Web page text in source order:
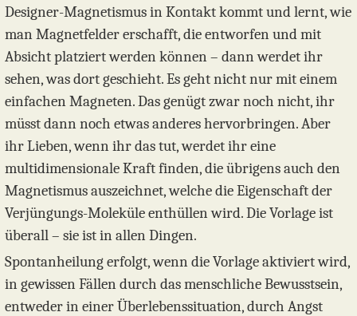
Designer-Magnetismus in Kontakt kommt und lernt, wie
man Magnetfelder erschafft, die entworfen und mit
Absicht platziert werden können – dann werdet ihr
sehen, was dort geschieht. Es geht nicht nur mit einem
einfachen Magneten. Das genügt zwar noch nicht, ihr
müsst dann noch etwas anderes hervorbringen. Aber
ihr Lieben, wenn ihr das tut, werdet ihr eine
multidimensionale Kraft finden, die übrigens auch den
Magnetismus auszeichnet, welche die Eigenschaft der
Verjüngungs-Moleküle enthüllen wird. Die Vorlage ist
überall – sie ist in allen Dingen.
Spontanheilung erfolgt, wenn die Vorlage aktiviert wird,
in gewissen Fällen durch das menschliche Bewusstsein,
entweder in einer Überlebenssituation, durch Angst